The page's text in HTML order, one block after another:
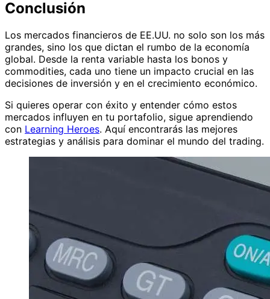
Conclusión
Los mercados financieros de EE.UU. no solo son los más
grandes, sino los que dictan el rumbo de la economía
global. Desde la renta variable hasta los bonos y
commodities, cada uno tiene un impacto crucial en las
decisiones de inversión y en el crecimiento económico.
Si quieres operar con éxito y entender cómo estos
mercados influyen en tu portafolio, sigue aprendiendo
con Learning Heroes. Aquí encontrarás las mejores
estrategias y análisis para dominar el mundo del trading.